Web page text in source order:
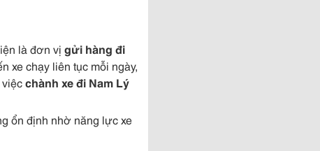
là đơn vị gửi hàng đi
xe chạy liên tục mỗi ngày,
chành xe đi Nam Lý
ổn định nhờ năng lực xe